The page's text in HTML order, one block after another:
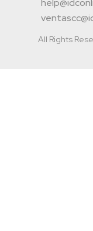
All Rights